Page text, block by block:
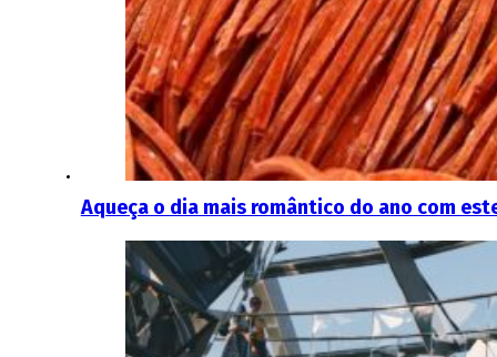
Aqueça o dia mais romântico do ano com